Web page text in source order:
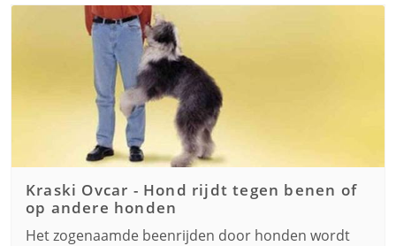
Kraski Ovcar - Hond rijdt tegen benen of
op andere honden
Het zogenaamde beenrijden door honden wordt